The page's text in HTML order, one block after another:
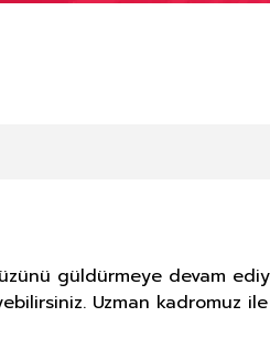
güldürmeye devam
Uzman kadromuz